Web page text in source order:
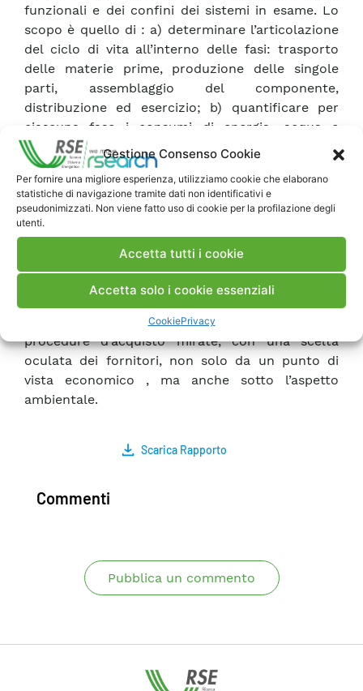
Gestione Consenso Cookie
Per fornire una migliore esperienza, utilizziamo cookie che elaborano
statistiche di navigazione tramite dati non identificativi e
pseudonimizzati. Non viene fatto uso di cookie per la profilazione degli
utenti.
Accetta tutti i cookie
Accetta solo i cookie essenziali
CookiePrivacy
funzionali e dei confini dei sistemi in esame. Lo
scopo è quello di : a) determinare l’articolazione
del ciclo di vita all’interno delle fasi: trasporto
delle materie prime, produzione delle singole
parti, assemblaggio del componente,
distribuzione ed esercizio; b) quantificare per
ciascuna fase i consumi di energia, acqua e
materie prime, e la produzione di emissioni
aeriformi, reflui liquidi e rifiuti solidi; c)
individuare le fasi a maggior impatto ambientale
e i materiali potenzialmente nocivi; d)
considerare aspetti di “Design for Environment”,
valorizzazione a fine vita dei componenti
considerati Lo studio può permettere all’utente
la pianificazione di nuove linee, stabilendo
procedure d’acquisto mirate, con una scelta
oculata dei fornitori, non solo da un punto di
vista economico , ma anche sotto l’aspetto
ambientale.
Scarica Rapporto
Commenti
Pubblica un commento